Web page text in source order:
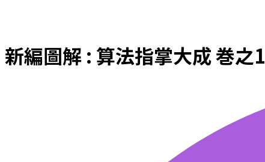
新編圖解 : 算法指掌大成 巻之1